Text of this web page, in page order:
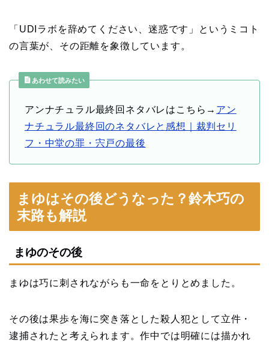
「UDIラボを辞めてください、迷惑です」というミコト
の言葉が、その距離を象徴しています。
あわせて読みたい
アンナチュラル最終回ネタバレはこちら→ アン
ナチュラル最終回のネタバレと感想｜裁判セリ
フ・中堂の罪・宍戸の最後
まゆはその後どうなった？鈴木巧の
末路も解説
まゆのその後
まゆは巧に刺されながらも一命をとりとめました。
その後は果歩を海に突き落とした殺人犯として立件・
逮捕されたと考えられます。作中では明確には描かれ